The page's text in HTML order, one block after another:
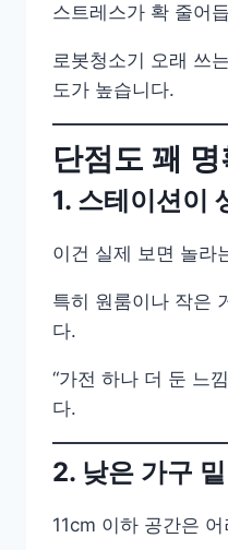
스트레스가 확 줄어
로봇청소기 오래 쓰
도가 높습니다.
단점도 꽤
1. 스테이션이
이건 실제 보면 놀라
특히 원룸이나 작은
다.
“가전 하나 더 둔 느
다.
2. 낮은 가구
11cm 이하 공간은